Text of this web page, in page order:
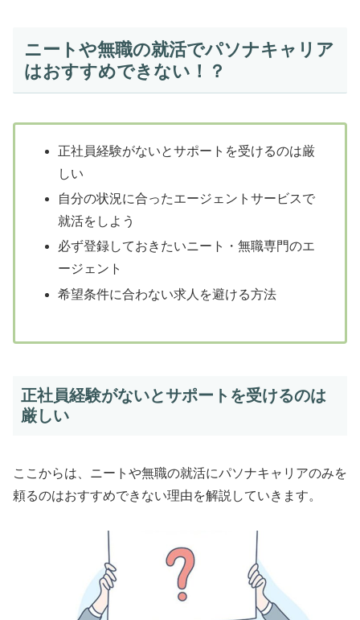
ニートや無職の就活でパソナキャリア
はおすすめできない！？
正社員経験がないとサポートを受けるのは厳
しい
自分の状況に合ったエージェントサービスで
就活をしよう
必ず登録しておきたいニート・無職専門のエ
ージェント
希望条件に合わない求人を避ける方法
正社員経験がないとサポートを受けるのは
厳しい
ここからは、ニートや無職の就活にパソナキャリアのみを
頼るのはおすすめできない理由を解説していきます。